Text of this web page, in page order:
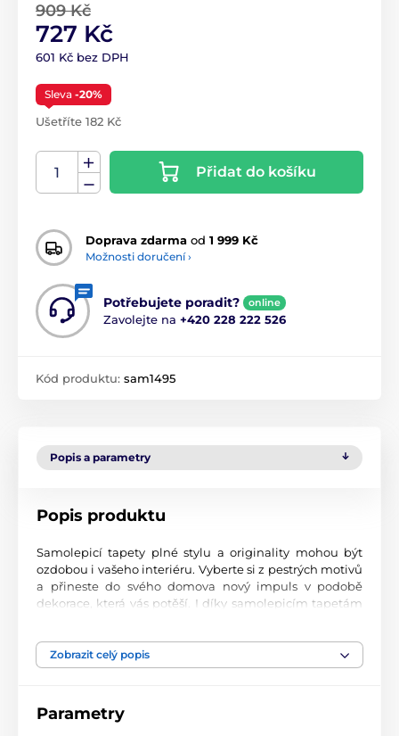
909 Kč
727 Kč
601 Kč bez DPH
Sleva -20%
Ušetříte 182 Kč
Přidat do košíku
Doprava zdarma od 1 999 Kč
Možnosti doručení ›
Potřebujete poradit? online
Zavolejte na +420 228 222 526
Kód produktu: sam1495
Popis a parametry
Popis produktu
Samolepicí tapety plné stylu a originality mohou být
ozdobou i vašeho interiéru. Vyberte si z pestrých motivů
a přineste do svého domova nový impuls v podobě
dekorace, která vás potěší. I díky samolepicím tapetám
Perfektní tiskové zpracování
materiál s jemným povrchem a matným vzhledem. Tisk
Zobrazit celý popis
Parametry